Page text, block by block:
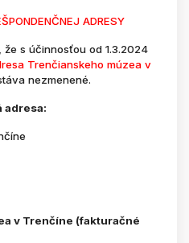
ADRESY
s účinnosťou od 1.3.2024
Trenčianskeho múzea v
nezmenené.
adresa:
v Trenčíne (fakturačné